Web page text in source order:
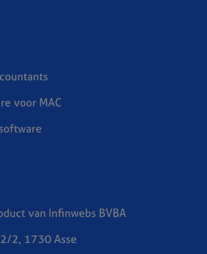
voor MAC
van Infinwebs BVBA
2, 1730 Asse